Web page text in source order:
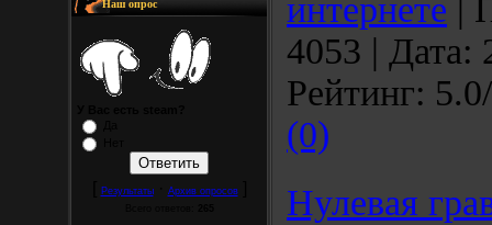
Наш опрос
Результаты· Архив опросов]
интернете |
4053 | Дата:
Рейтинг:
(0)
Нулевая